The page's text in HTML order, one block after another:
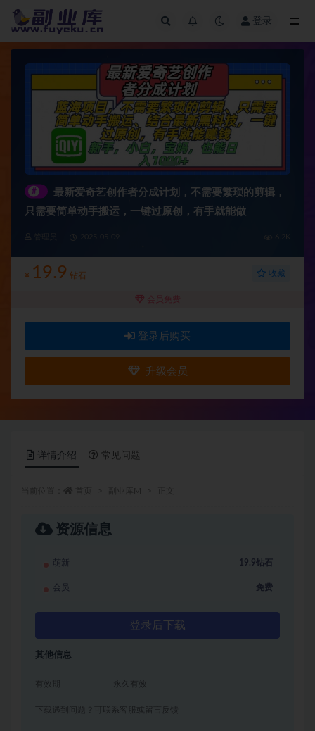
登录
#
最新爱奇艺创作者分成计划，不需要繁琐的剪辑，
只需要简单动手搬运，一键过原创，有手就能做
¥ 19.9 钻石 收藏
会员免费
登录后购买
升级会员
详情介绍 常见问题
资源信息
萌新 19.9钻石
会员 免费
登录后下载
其他信息
有效期 永久有效
下载遇到问题？可联系客服或留言反馈